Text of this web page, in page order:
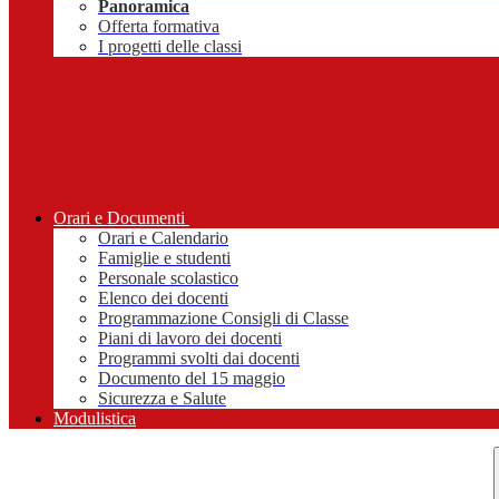
Panoramica
Offerta formativa
I progetti delle classi
Orari e Documenti
Orari e Calendario
Famiglie e studenti
Personale scolastico
Elenco dei docenti
Programmazione Consigli di Classe
Piani di lavoro dei docenti
Programmi svolti dai docenti
Documento del 15 maggio
Sicurezza e Salute
Modulistica